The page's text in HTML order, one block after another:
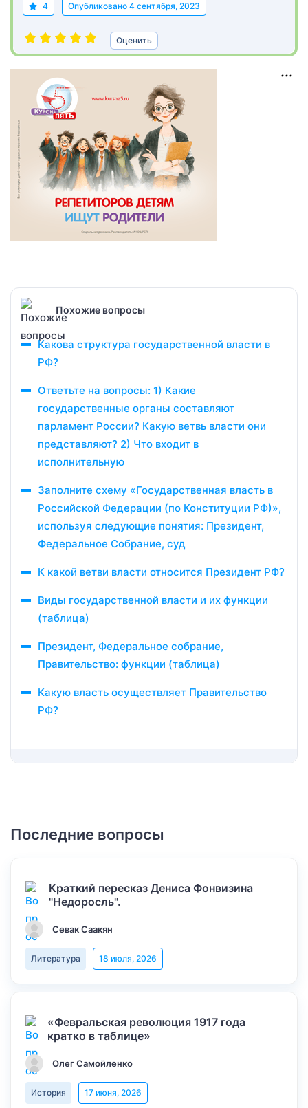
4 Опубликовано 4 сентября, 2023
Оценить
Похожие вопросы
Какова структура государственной власти в
РФ?
Ответьте на вопросы: 1) Какие
государственные органы составляют
парламент России? Какую ветвь власти они
представляют? 2) Что входит в
исполнительную
Заполните схему «Государственная власть в
Российской Федерации (по Конституции РФ)»,
используя следующие понятия: Президент,
Федеральное Собрание, суд
К какой ветви власти относится Президент РФ?
Виды государственной власти и их функции
(таблица)
Президент, Федеральное собрание,
Правительство: функции (таблица)
Какую власть осуществляет Правительство
РФ?
Последние вопросы
Краткий пересказ Дениса Фонвизина
"Недоросль".
Севак Саакян
Литература 18 июля, 2026
«Февральская революция 1917 года
кратко в таблице»
Олег Самойленко
История 17 июня, 2026